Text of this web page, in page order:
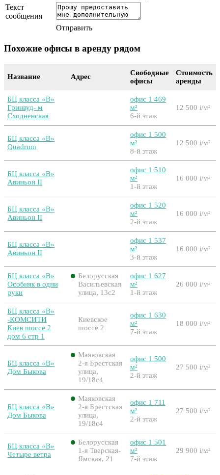
Текст
сообщения
Отправить
Похожие офисы в аренду рядом
Название Адрес
Свободные
офисы
Стоимость
аренды
БЦ класса «B»
Гринвуд- м
Сходненская
офис 1 469
м²
6-й этаж
12 500 i/м²
БЦ класса «B»
Quadrum
офис 1 500
м²
8-й этаж
12 500 i/м²
БЦ класса «B»
Авиньон II
офис 1 510
м²
1-й этаж
16 000 i/м²
БЦ класса «B»
Авиньон II
офис 1 520
м²
2-й этаж
16 000 i/м²
БЦ класса «B»
Авиньон II
офис 1 537
м²
3-й этаж
16 000 i/м²
БЦ класса «B»
Особняк в одни
руки
Белорусская
Васильевская
улица, 13с2
офис 1 627
м²
1-й этаж
26 000 i/м²
БЦ класса «B»
-КОМСИТИ
Киев шоссе 2
дом 6 стр 1
Киевское
шоссе 2
офис 1 630
м²
7-й этаж
18 000 i/м²
БЦ класса «B»
Дом Быкова
Маяковская
2-я Брестская
улица,
19/18с4
офис 1 500
м²
2-й этаж
27 500 i/м²
БЦ класса «B»
Дом Быкова
Маяковская
2-я Брестская
улица,
19/18с4
офис 1 711
м²
2-й этаж
27 500 i/м²
БЦ класса «B»
Четыре ветра
Белорусская
1-я Тверская-
Ямская, 21
офис 1 501
м²
7-й этаж
29 900 i/м²